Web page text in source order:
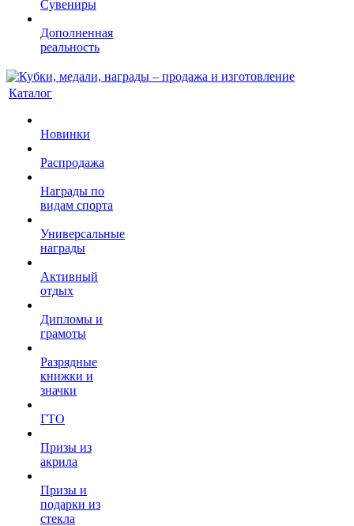
Сувениры
Дополненная
реальность
Каталог
Новинки
Распродажа
Награды по
видам спорта
Универсальные
награды
Активный
отдых
Дипломы и
грамоты
Разрядные
книжки и
значки
ГТО
Призы из
акрила
Призы и
подарки из
стекла